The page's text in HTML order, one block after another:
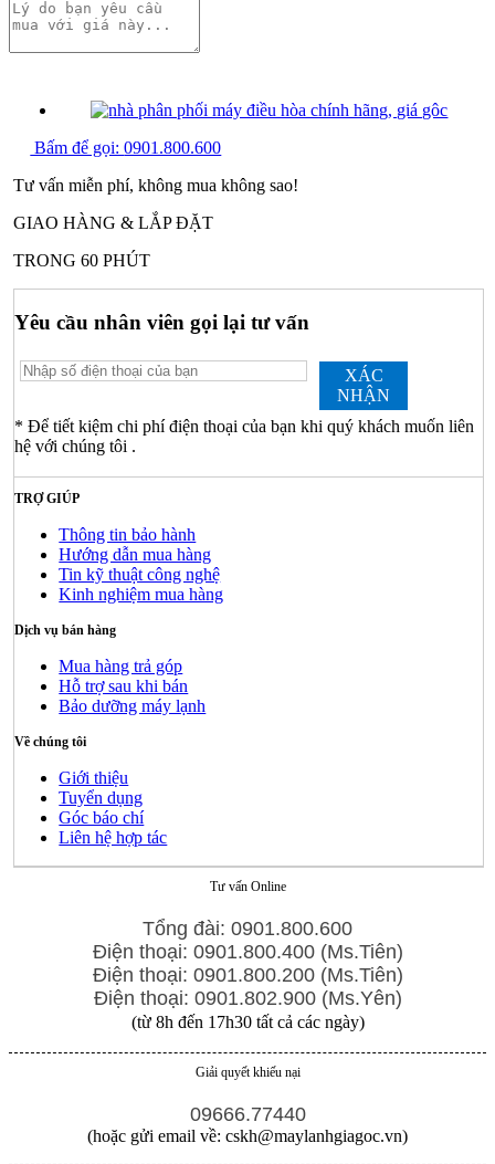
Bấm để gọi:0901.800.600
Tư vấn miễn phí, không mua không sao!
GIAO HÀNG & LẮP ĐẶT
TRONG 60 PHÚT
Yêu cầu nhân viên gọi lại tư vấn
XÁC
NHẬN
* Để tiết kiệm chi phí điện thoại của bạn khi quý khách muốn liên
hệ với chúng tôi .
TRỢ GIÚP
Thông tin bảo hành
Hướng dẫn mua hàng
Tin kỹ thuật công nghệ
Kinh nghiệm mua hàng
Dịch vụ bán hàng
Mua hàng trả góp
Hỗ trợ sau khi bán
Bảo dưỡng máy lạnh
Về chúng tôi
Giới thiệu
Tuyển dụng
Góc báo chí
Liên hệ hợp tác
Tư vấn Online
Tổng đài: 0901.800.600
Điện thoại: 0901.800.400 (Ms.Tiên)
Điện thoại: 0901.800.200 (Ms.Tiên)
Điện thoại: 0901.802.900 (Ms.Yên)
(từ 8h đến 17h30 tất cả các ngày)
Giải quyết khiếu nại
09666.77440
(hoặc gửi email về: cskh@maylanhgiagoc.vn)